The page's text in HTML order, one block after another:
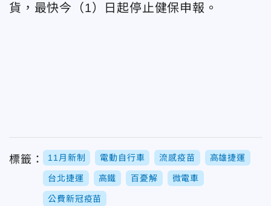
貨，最快今（1）日起停止健保申報。
標籤： 11月新制 電動自行車 流感疫苗 高雄捷運
台北捷運 高鐵 百憂解 微電車
公費新冠疫苗